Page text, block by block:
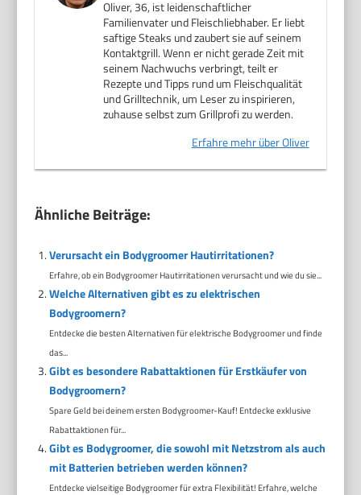
Oliver, 36, ist leidenschaftlicher
Familienvater und Fleischliebhaber. Er liebt
saftige Steaks und zaubert sie auf seinem
Kontaktgrill. Wenn er nicht gerade Zeit mit
seinem Nachwuchs verbringt, teilt er
Rezepte und Tipps rund um Fleischqualität
und Grilltechnik, um Leser zu inspirieren,
zuhause selbst zum Grillprofi zu werden.
Erfahre mehr über Oliver
Ähnliche Beiträge:
Verursacht ein Bodygroomer Hautirritationen?
Erfahre, ob ein Bodygroomer Hautirritationen verursacht und wie du sie...
Welche Alternativen gibt es zu elektrischen
Bodygroomern?
Entdecke die besten Alternativen für elektrische Bodygroomer und finde
das...
Gibt es besondere Rabattaktionen für Erstkäufer von
Bodygroomern?
Spare Geld bei deinem ersten Bodygroomer-Kauf! Entdecke exklusive
Rabattaktionen für...
Gibt es Bodygroomer, die sowohl mit Netzstrom als auch
mit Batterien betrieben werden können?
Entdecke vielseitige Bodygroomer für extra Flexibilität! Erfahre, welche